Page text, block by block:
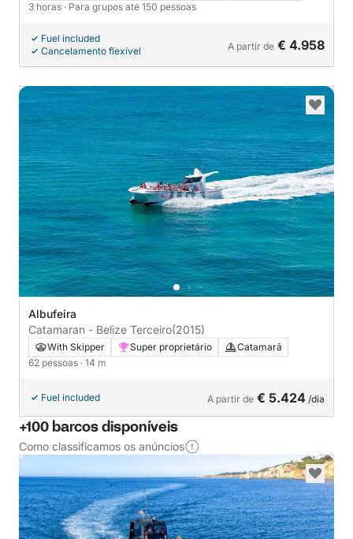
3 horas · Para grupos até 150 pessoas
Fuel included
Cancelamento flexível
A partir de € 4.958
Albufeira
Catamaran - Belize Terceiro(2015)
With Skipper Super proprietário
Catamarã
62 pessoas · 14 m
Fuel included A partir de € 5.424 /dia
+100 barcos disponíveis
Como classificamos os anúncios